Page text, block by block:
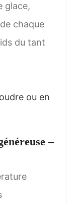
glace,
chaque
du tant
ou en
–